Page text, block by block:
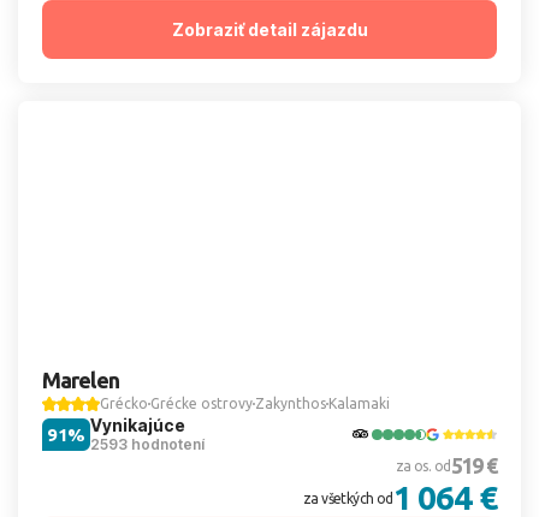
Zobraziť detail zájazdu
Marelen
Grécko Grécke ostrovy Zakynthos Kalamaki
Vynikajúce
2593 hodnotení
91%
za os. od 519 €
za všetkých od 1 064 €